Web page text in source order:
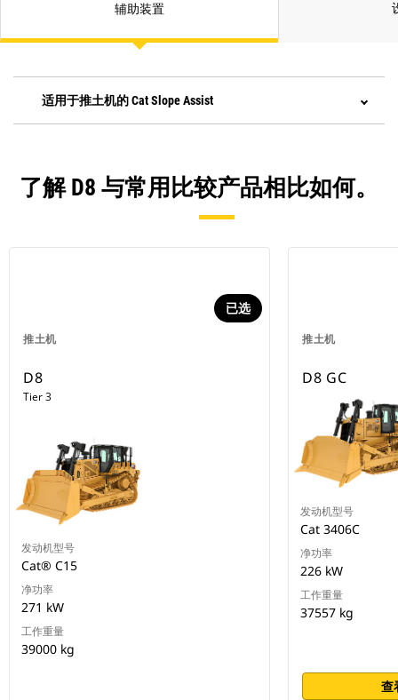
辅助装置
适用于推土机的 Cat Slope Assist
了解 D8 与常用比较产品相比如何。
推土机
已选
D8
Tier 3
发动机型号
Cat® C15
净功率
271 kW
工作重量
39000 kg
推土机
D8 GC
发动机型号
Cat 3406C
净功率
226 kW
工作重量
37557 kg
查